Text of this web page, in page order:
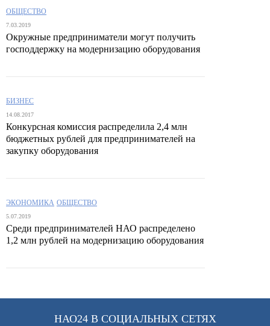
ОБЩЕСТВО
7.03.2019
Окружные предприниматели могут получить
господдержку на модернизацию оборудования
БИЗНЕС
14.08.2017
Конкурсная комиссия распределила 2,4 млн
бюджетных рублей для предпринимателей на
закупку оборудования
ЭКОНОМИКА ОБЩЕСТВО
5.07.2019
Среди предпринимателей НАО распределено
1,2 млн рублей на модернизацию оборудования
НАО24 В СОЦИАЛЬНЫХ СЕТЯХ